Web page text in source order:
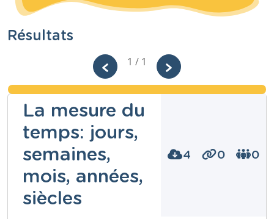
Résultats
1 / 1
La mesure du
temps: jours,
semaines,
mois, années,
siècles
4 0 0